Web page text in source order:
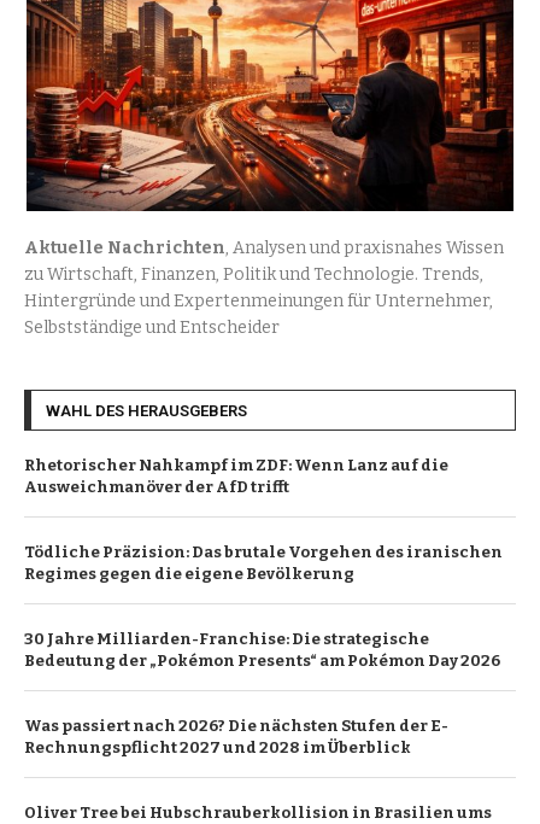
Aktuelle Nachrichten, Analysen und praxisnahes Wissen
zu Wirtschaft, Finanzen, Politik und Technologie. Trends,
Hintergründe und Expertenmeinungen für Unternehmer,
Selbstständige und Entscheider
WAHL DES HERAUSGEBERS
Rhetorischer Nahkampf im ZDF: Wenn Lanz auf die
Ausweichmanöver der AfD trifft
Tödliche Präzision: Das brutale Vorgehen des iranischen
Regimes gegen die eigene Bevölkerung
30 Jahre Milliarden-Franchise: Die strategische
Bedeutung der „Pokémon Presents“ am Pokémon Day 2026
Was passiert nach 2026? Die nächsten Stufen der E-
Rechnungspflicht 2027 und 2028 im Überblick
Oliver Tree bei Hubschrauberkollision in Brasilien ums